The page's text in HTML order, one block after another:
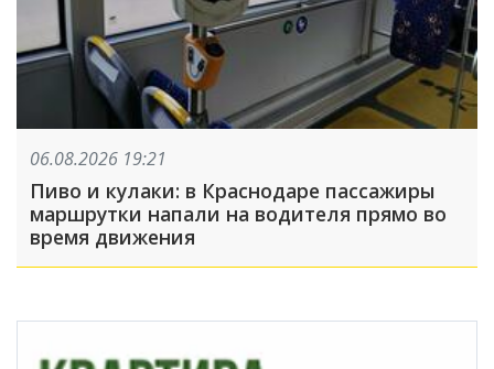
06.08.2026 19:21
Пиво и кулаки: в Краснодаре пассажиры
маршрутки напали на водителя прямо во
время движения